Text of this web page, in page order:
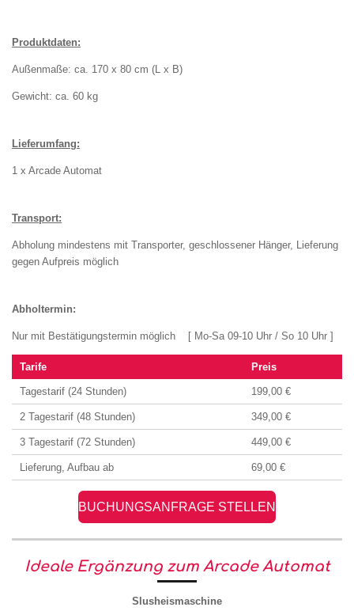
Produktdaten:
Außenmaße: ca. 170 x 80 cm (L x B)
Gewicht: ca. 60 kg
Lieferumfang:
1 x Arcade Automat
Transport:
Abholung mindestens mit Transporter, geschlossener Hänger, Lieferung
gegen Aufpreis möglich
Abholtermin:
Nur mit Bestätigungstermin möglich [ Mo-Sa 09-10 Uhr / So 10 Uhr ]
Tarife Preis
Tagestarif (24 Stunden) 199,00 €
2 Tagestarif (48 Stunden) 349,00 €
3 Tagestarif (72 Stunden) 449,00 €
Lieferung, Aufbau ab 69,00 €
BUCHUNGSANFRAGE STELLEN
Ideale Ergänzung zum Arcade Automat
Slusheismaschine